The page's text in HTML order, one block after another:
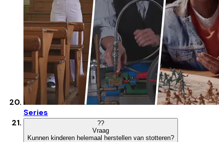
Series
??
Vraag
Kunnen kinderen helemaal herstellen van stotteren?